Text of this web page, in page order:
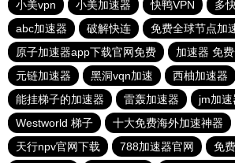
小美vpn
小美加速器 快鸭VPN
多
abc加速器
破解快连
免费全球节点加
原子加速器app下载官网免费
加速器 免
元链加速器
黑洞vqn加速
西柚加速器
能挂梯子的加速器
雷轰加速器
jm加
Westworld 梯子
十大免费海外加速神器
天行npv官网下载
788加速器官网
免